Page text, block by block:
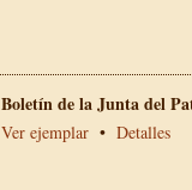
Boletín de la Junta del
Ver ejemplar • Detalles